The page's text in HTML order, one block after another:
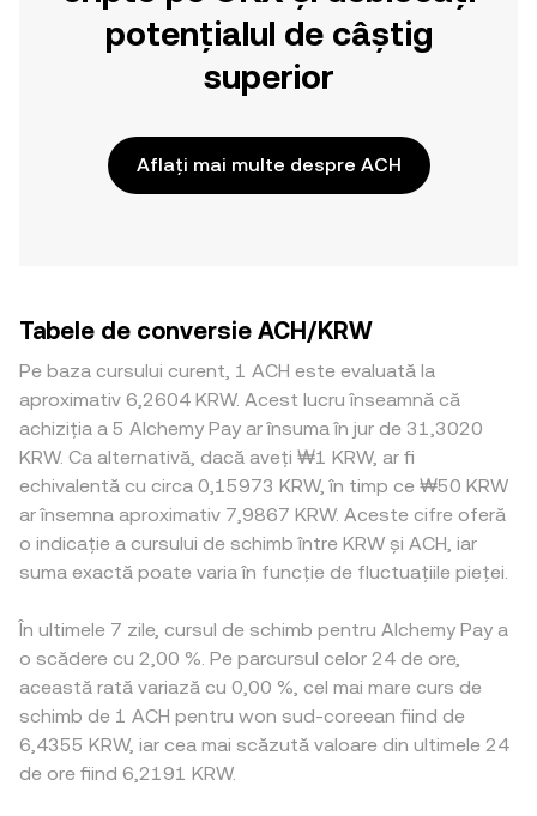
potențialul de câștig
superior
Aflați mai multe despre ACH
Tabele de conversie ACH/KRW
Pe baza cursului curent, 1 ACH este evaluată la
aproximativ 6,2604 KRW. Acest lucru înseamnă că
achiziția a 5 Alchemy Pay ar însuma în jur de 31,3020
KRW. Ca alternativă, dacă aveți ₩1 KRW, ar fi
echivalentă cu circa 0,15973 KRW, în timp ce ₩50 KRW
ar însemna aproximativ 7,9867 KRW. Aceste cifre oferă
o indicație a cursului de schimb între KRW și ACH, iar
suma exactă poate varia în funcție de fluctuațiile pieței.
În ultimele 7 zile, cursul de schimb pentru Alchemy Pay a
o scădere cu 2,00 %. Pe parcursul celor 24 de ore,
această rată variază cu 0,00 %, cel mai mare curs de
schimb de 1 ACH pentru won sud-coreean fiind de
6,4355 KRW, iar cea mai scăzută valoare din ultimele 24
de ore fiind 6,2191 KRW.